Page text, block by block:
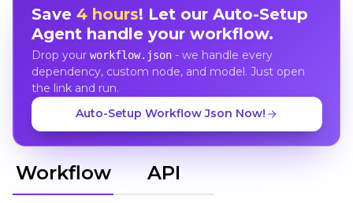
Save 4 hours! Let our Auto-Setup
Agent handle your workflow.
Drop your workflow.json- we handle every
dependency, custom node, and model. Just open
the link and run.
Auto-Setup Workflow Json Now!
Workflow API